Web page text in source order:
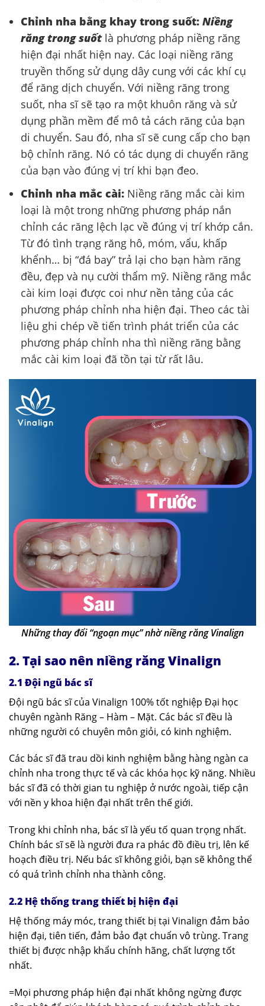
Chỉnh nha bằng khay trong suốt: Niềng
răng trong suốtlà phương pháp niềng răng
hiện đại nhất hiện nay. Các loại niềng răng
truyền thống sử dụng dây cung với các khí cụ
để răng dịch chuyển. Với niềng răng trong
suốt, nha sĩ sẽ tạo ra một khuôn răng và sử
dụng phần mềm để mô tả cách răng của bạn
di chuyển. Sau đó, nha sĩ sẽ cung cấp cho bạn
bộ chỉnh răng. Nó có tác dụng di chuyển răng
của bạn vào đúng vị trí khi bạn đeo.
Chỉnh nha mắc cài: Niềng răng mắc cài kim
loại là một trong những phương pháp nắn
chỉnh các răng lệch lạc về đúng vị trí khớp cắn.
Từ đó tình trạng răng hô, móm, vẩu, khấp
khểnh… bị “đá bay” trả lại cho bạn hàm răng
đều, đẹp và nụ cười thẩm mỹ. Niềng răng mắc
cài kim loại được coi như nền tảng của các
phương pháp chỉnh nha hiện đại. Theo các tài
liệu ghi chép về tiến trình phát triển của các
phương pháp chỉnh nha thì niềng răng bằng
mắc cài kim loại đã tồn tại từ rất lâu.
Những thay đổi “ngoạn mục” nhờ niềng răng Vinalign
2. Tại sao nên niềng răng Vinalign
2.1 Đội ngũ bác sĩ
Đội ngũ bác sĩ của Vinalign 100% tốt nghiệp Đại học
chuyên ngành Răng – Hàm – Mặt. Các bác sĩ đều là
những người có chuyên môn giỏi, có kinh nghiệm.
Các bác sĩ đã trau dồi kinh nghiệm bằng hàng ngàn ca
chỉnh nha trong thực tế và các khóa học kỹ năng. Nhiều
bác sĩ đã có thời gian tu nghiệp ở nước ngoài, tiếp cận
với nền y khoa hiện đại nhất trên thế giới.
Trong khi chỉnh nha, bác sĩ là yếu tố quan trọng nhất.
Chính bác sĩ sẽ là người đưa ra phác đồ điều trị, lên kế
hoạch điều trị. Nếu bác sĩ không giỏi, bạn sẽ không thể
có quá trình chỉnh nha thành công.
2.2 Hệ thống trang thiết bị hiện đại
Hệ thống máy móc, trang thiết bị tại Vinalign đảm bảo
hiện đại, tiên tiến, đảm bảo đạt chuẩn vô trùng. Trang
thiết bị được nhập khẩu chính hãng, chất lượng tốt
nhất.
=Mọi phương pháp hiện đại nhất không ngừng được